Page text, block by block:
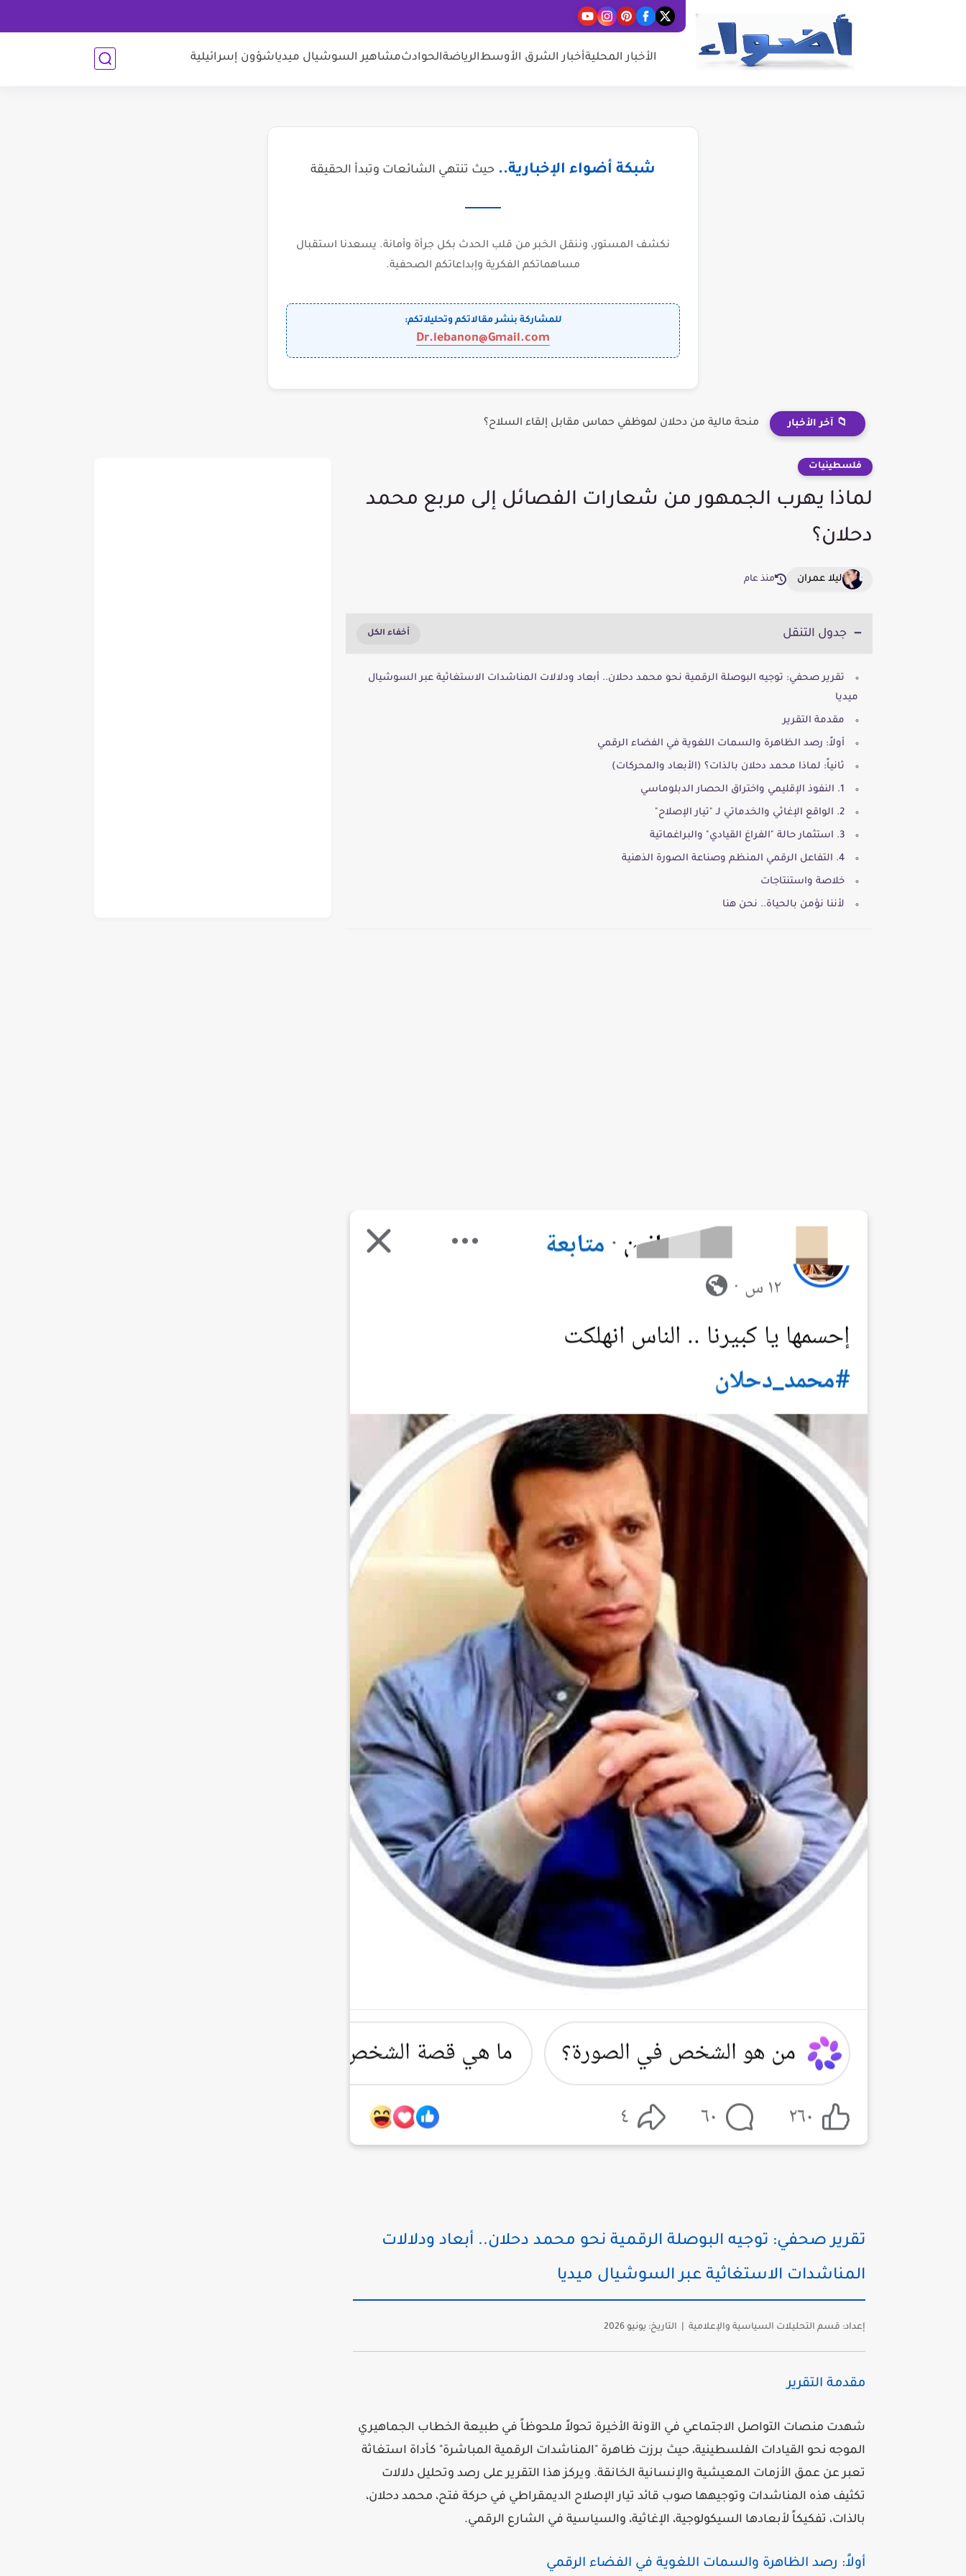
الأخبار المحليةأخبار الشرق الأوسطالرياضةالحوادثمشاهير السوشيال ميدياشؤون إسرائيلية
شبكة أضواء الإخبارية.. حيث تنتهي الشائعات وتبدأ الحقيقة
نكشف المستور، وننقل الخبر من قلب الحدث بكل جرأة وأمانة. يسعدنا استقبال
مساهماتكم الفكرية وإبداعاتكم الصحفية.
للمشاركة بنشر مقالاتكم وتحليلاتكم:
Dr.lebanon@Gmail.com
📁 آخر الأخبار منحة مالية من دحلان لموظفي حماس مقابل إلقاء السلاح؟
فلسطينيات
لماذا يهرب الجمهور من شعارات الفصائل إلى مربع محمد
دحلان؟
ليلا عمران منذ عام
جدول التنقل
تقرير صحفي: توجيه البوصلة الرقمية نحو محمد دحلان.. أبعاد ودلالات المناشدات الاستغاثية عبر السوشيال
ميديا
مقدمة التقرير
أولاً: رصد الظاهرة والسمات اللغوية في الفضاء الرقمي
ثانياً: لماذا محمد دحلان بالذات؟ (الأبعاد والمحركات)
1. النفوذ الإقليمي واختراق الحصار الدبلوماسي
2. الواقع الإغاثي والخدماتي لـ "تيار الإصلاح"
3. استثمار حالة "الفراغ القيادي" والبراغماتية
4. التفاعل الرقمي المنظم وصناعة الصورة الذهنية
خلاصة واستنتاجات
لأننا نؤمن بالحياة.. نحن هنا
تقرير صحفي: توجيه البوصلة الرقمية نحو محمد دحلان.. أبعاد ودلالات
المناشدات الاستغاثية عبر السوشيال ميديا
إعداد: قسم التحليلات السياسية والإعلامية | التاريخ: يونيو 2026
مقدمة التقرير
شهدت منصات التواصل الاجتماعي في الآونة الأخيرة تحولاً ملحوظاً في طبيعة الخطاب الجماهيري
الموجه نحو القيادات الفلسطينية، حيث برزت ظاهرة "المناشدات الرقمية المباشرة" كأداة استغاثة
تعبر عن عمق الأزمات المعيشية والإنسانية الخانقة. ويركز هذا التقرير على رصد وتحليل دلالات
تكثيف هذه المناشدات وتوجيهها صوب قائد تيار الإصلاح الديمقراطي في حركة فتح، محمد دحلان،
بالذات، تفكيكاً لأبعادها السيكولوجية، الإغاثية، والسياسية في الشارع الرقمي.
أولاً: رصد الظاهرة والسمات اللغوية في الفضاء الرقمي